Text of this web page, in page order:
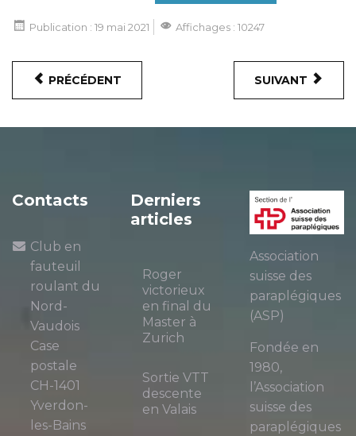
Publication : 19 mai 2021 Affichages : 10247
PRÉCÉDENT SUIVANT
Contacts
Club en
fauteuil
roulant du
Nord-
Vaudois
Case
postale
CH-1401
Yverdon-
les-Bains
Derniers
articles
Roger
victorieux
en final du
Master à
Zurich
Sortie VTT
descente
en Valais
Association
suisse des
paraplégiques
(ASP)
Fondée en
1980,
l’Association
suisse des
paraplégiques